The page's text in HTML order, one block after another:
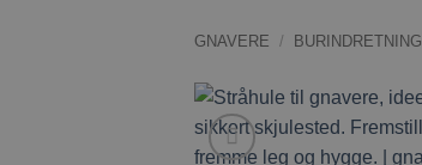
GNAVERE / BURINDRETNING